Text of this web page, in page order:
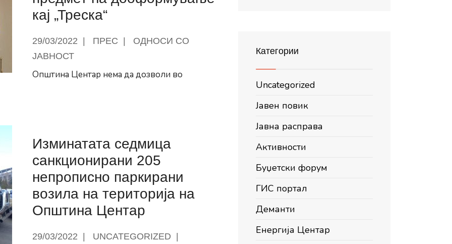
кај „Треска“
29/03/2022 ПРЕС
ОДНОСИ СО
ЈАВНОСТ
Општина Центар нема да дозволи во
дооформување
Изминатата седмица
санкционирани 205
непрописно паркирани
возила на територија на
Општина Центар
29/03/2022 UNCATEGORIZED
Категории
Uncategorized
Јавен повик
Јавна расправа
Активности
Буџетски форум
ГИС портал
Деманти
Енергија Центар